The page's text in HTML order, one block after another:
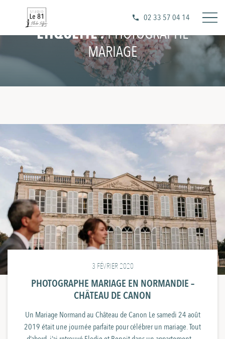
02 33 57 04 14
ÉTIQUETTE :PHOTOGRAPHE
MARIAGE
3 FÉVRIER 2020
PHOTOGRAPHE MARIAGE EN NORMANDIE –
CHÂTEAU DE CANON
Un Mariage Normand au Château de Canon Le samedi 24 août
2019 était une journée parfaite pour célébrer un mariage. Tout